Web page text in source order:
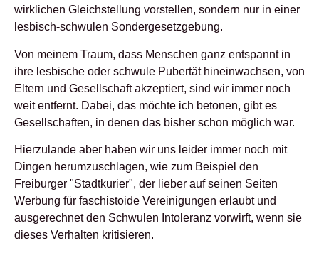
wirklichen Gleichstellung vorstellen, sondern nur in einer
lesbisch-schwulen Sondergesetzgebung.
Von meinem Traum, dass Menschen ganz entspannt in
ihre lesbische oder schwule Pubertät hineinwachsen, von
Eltern und Gesellschaft akzeptiert, sind wir immer noch
weit entfernt. Dabei, das möchte ich betonen, gibt es
Gesellschaften, in denen das bisher schon möglich war.
Hierzulande aber haben wir uns leider immer noch mit
Dingen herumzuschlagen, wie zum Beispiel den
Freiburger "Stadtkurier", der lieber auf seinen Seiten
Werbung für faschistoide Vereinigungen erlaubt und
ausgerechnet den Schwulen Intoleranz vorwirft, wenn sie
dieses Verhalten kritisieren.